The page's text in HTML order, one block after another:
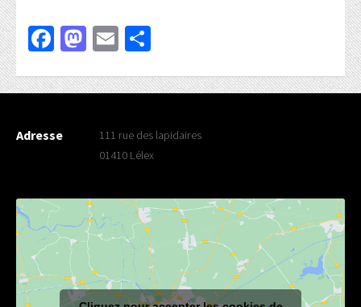
Facebook
Mastodon
Email
Adresse
111 rue des lapidaires
01410 Lélex